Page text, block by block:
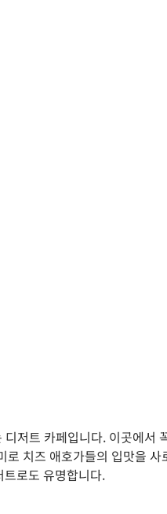
저트 카페입니다. 이곳에서
치즈 애호가들의 입맛을
로도 유명합니다.